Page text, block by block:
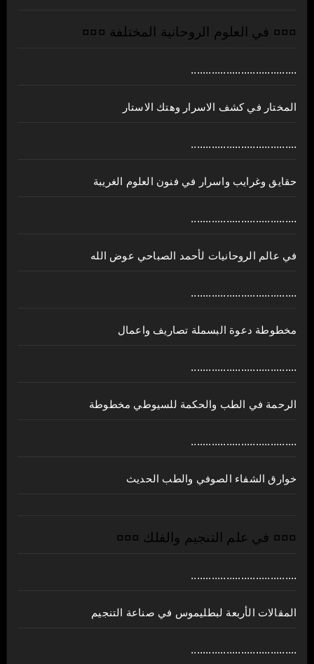
¤¤¤ في العلوم الروحانية المختلفة ¤¤¤
....................................
المختار في كشف الاسرار وهتك الاستار
....................................
حقايق وغرايب واسرار في فنون العلوم الغريبة
....................................
في عالم الروحانيات لأحمد الصباحي عوض الله
....................................
مخطوطة دعوة البسملة تصاريف واعمال
....................................
الرحمة في الطب والحكمة للسيوطي مخطوطة
....................................
خوارق الشفاء الصوفي والطب الحديث
¤¤¤ في علم التنجيم والفلك ¤¤¤
....................................
المقالات الأربعة لبطليموس في صناعة التنجيم
....................................